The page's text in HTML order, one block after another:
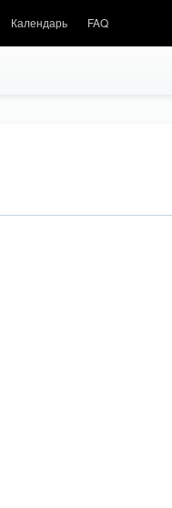
Календарь FAQ